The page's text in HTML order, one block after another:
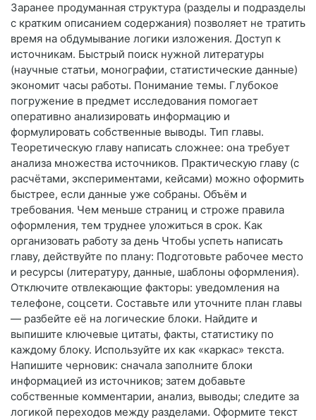
Заранее продуманная структура (разделы и подразделы
с кратким описанием содержания) позволяет не тратить
время на обдумывание логики изложения. Доступ к
источникам. Быстрый поиск нужной литературы
(научные статьи, монографии, статистические данные)
экономит часы работы. Понимание темы. Глубокое
погружение в предмет исследования помогает
оперативно анализировать информацию и
формулировать собственные выводы. Тип главы.
Теоретическую главу написать сложнее: она требует
анализа множества источников. Практическую главу (с
расчётами, экспериментами, кейсами) можно оформить
быстрее, если данные уже собраны. Объём и
требования. Чем меньше страниц и строже правила
оформления, тем труднее уложиться в срок. Как
организовать работу за день Чтобы успеть написать
главу, действуйте по плану: Подготовьте рабочее место
и ресурсы (литературу, данные, шаблоны оформления).
Отключите отвлекающие факторы: уведомления на
телефоне, соцсети. Составьте или уточните план главы
— разбейте её на логические блоки. Найдите и
выпишите ключевые цитаты, факты, статистику по
каждому блоку. Используйте их как «каркас» текста.
Напишите черновик: сначала заполните блоки
информацией из источников; затем добавьте
собственные комментарии, анализ, выводы; следите за
логикой переходов между разделами. Оформите текст